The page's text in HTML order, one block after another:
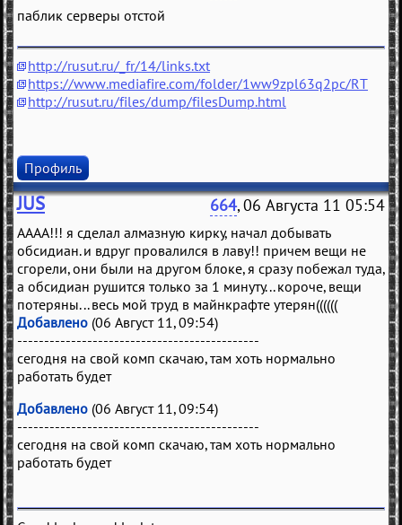
паблик серверы отстой
http://rusut.ru/_fr/14/links.txt
https://www.mediafire.com/folder/1ww9zpl63q2pc/RT
http://rusut.ru/files/dump/filesDump.html
Профиль
JUS 664, 06 Августа 11 05:54
АААА!!! я сделал алмазную кирку, начал добывать
обсидиан. и вдруг провалился в лаву!! причем вещи не
сгорели, они были на другом блоке, я сразу побежал туда,
а обсидиан рушится только за 1 минуту... короче, вещи
потеряны... весь мой труд в майнкрафте утерян((((((
Добавлено (06 Август 11, 09:54)
---------------------------------------------
сегодня на свой комп скачаю, там хоть нормально
работать будет
Добавлено (06 Август 11, 09:54)
---------------------------------------------
сегодня на свой комп скачаю, там хоть нормально
работать будет